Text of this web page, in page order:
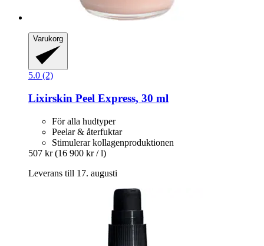
Varukorg
5.0 (2)
Lixirskin Peel Express, 30 ml
För alla hudtyper
Peelar & återfuktar
Stimulerar kollagenproduktionen
507 kr (16 900 kr / l)
Leverans till 17. augusti